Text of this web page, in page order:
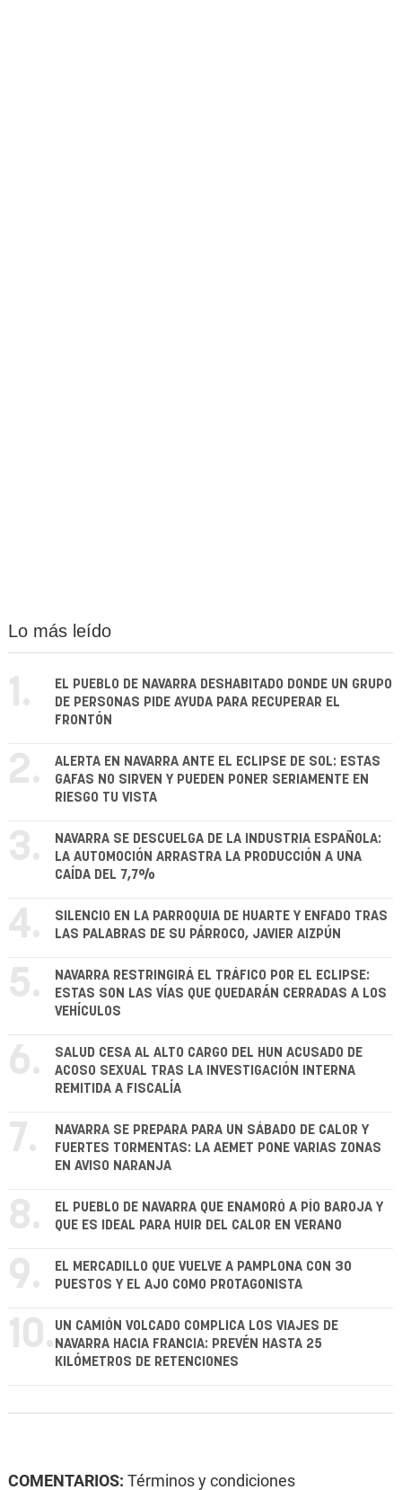
Lo más leído
1.
EL PUEBLO DE NAVARRA DESHABITADO DONDE UN GRUPO
DE PERSONAS PIDE AYUDA PARA RECUPERAR EL
FRONTÓN
2.
ALERTA EN NAVARRA ANTE EL ECLIPSE DE SOL: ESTAS
GAFAS NO SIRVEN Y PUEDEN PONER SERIAMENTE EN
RIESGO TU VISTA
3.
NAVARRA SE DESCUELGA DE LA INDUSTRIA ESPAÑOLA:
LA AUTOMOCIÓN ARRASTRA LA PRODUCCIÓN A UNA
CAÍDA DEL 7,7%
4.
SILENCIO EN LA PARROQUIA DE HUARTE Y ENFADO TRAS
LAS PALABRAS DE SU PÁRROCO, JAVIER AIZPÚN
5.
NAVARRA RESTRINGIRÁ EL TRÁFICO POR EL ECLIPSE:
ESTAS SON LAS VÍAS QUE QUEDARÁN CERRADAS A LOS
VEHÍCULOS
6.
SALUD CESA AL ALTO CARGO DEL HUN ACUSADO DE
ACOSO SEXUAL TRAS LA INVESTIGACIÓN INTERNA
REMITIDA A FISCALÍA
7.
NAVARRA SE PREPARA PARA UN SÁBADO DE CALOR Y
FUERTES TORMENTAS: LA AEMET PONE VARIAS ZONAS
EN AVISO NARANJA
8.
EL PUEBLO DE NAVARRA QUE ENAMORÓ A PÍO BAROJA Y
QUE ES IDEAL PARA HUIR DEL CALOR EN VERANO
9.
EL MERCADILLO QUE VUELVE A PAMPLONA CON 30
PUESTOS Y EL AJO COMO PROTAGONISTA
10. UN CAMIÓN VOLCADO COMPLICA LOS VIAJES DE
NAVARRA HACIA FRANCIA: PREVÉN HASTA 25
KILÓMETROS DE RETENCIONES
COMENTARIOS: Términos y condiciones